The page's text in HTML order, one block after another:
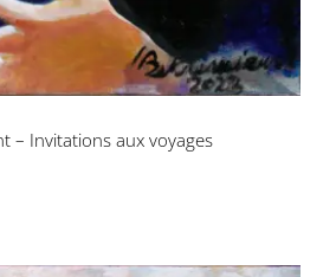
– Invitations aux voyages